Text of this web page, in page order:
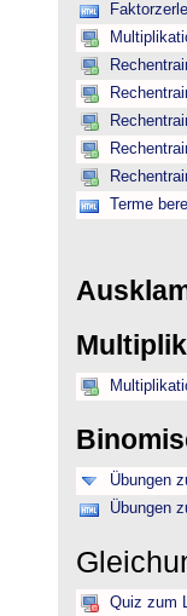
Terme
Übungen
Übungen
Quiz zum